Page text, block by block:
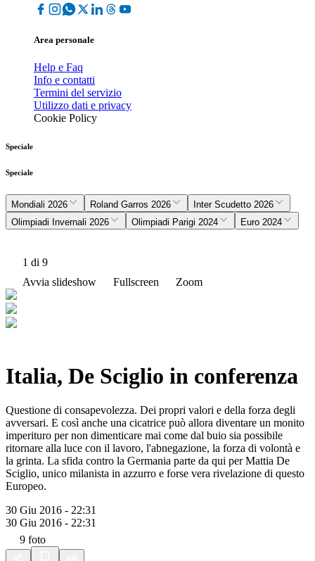
Area personale
Help e Faq
Info e contatti
Termini del servizio
Utilizzo dati e privacy
Cookie Policy
Speciale
Speciale
Mondiali 2026 Roland Garros 2026
Inter Scudetto 2026
Olimpiadi Invernali 2026
Olimpiadi Parigi 2024 Euro 2024
1 di 9
Avvia slideshow
Fullscreen Zoom
Italia, De Sciglio in conferenza
Questione di consapevolezza. Dei propri valori e della forza degli
avversari. E così anche una cicatrice può allora diventare un monito
imperituro per non dimenticare mai come dal buio sia possibile
ritornare alla luce con il lavoro, l'abnegazione, la forza di volontà e
la grinta. La sfida contro la Germania parte da qui per Mattia De
Sciglio, unico milanista in azzurro e forse vera rivelazione di questo
Europeo.
30 Giu 2016 - 22:31
30 Giu 2016 - 22:31
9 foto